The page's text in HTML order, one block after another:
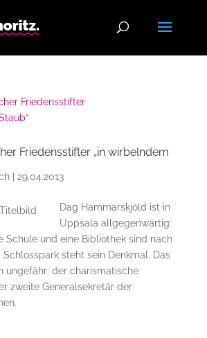
Friedensstifter „in wirbelndem
| 29.04.2013
Dag Hammarskjöld ist in
Uppsala allgegenwärtig:
Schule und eine Bibliothek sind nach
steht sein Denkmal. Das
ungefähr: der charismatische
zweite Generalsekretär der